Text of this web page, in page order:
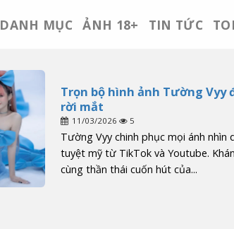
DANH MỤC ẢNH 18+ TIN TỨC
Trọn bộ hình ảnh Tường Vyy
rời mắt
11/03/2026 5
Tường Vyy chinh phục mọi ánh nhìn
tuyệt mỹ từ TikTok và Youtube.
cùng thần thái cuốn hút của...